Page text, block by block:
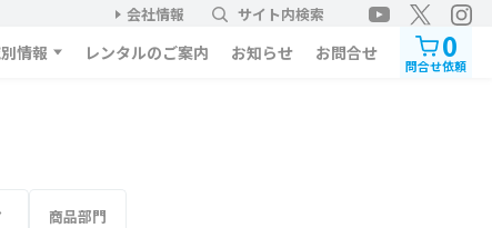
会社情報 サイト内検索
情報 レンタルのご案内 お知らせ お問合せ 0
問合せ依頼
商品部門